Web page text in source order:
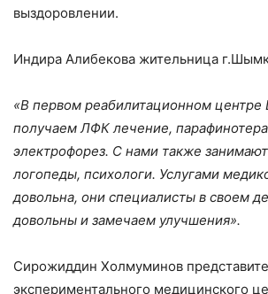
выздоровлении.
Индира Алибекова жительница
«В первом реабилитационном
получаем ЛФК лечение,
электрофорез. С нами также
логопеды, психологи. Услугами
довольна, они специалисты в своем
довольны и замечаем улучшения».
Сирожиддин Холмуминов
экспериментального медицинского